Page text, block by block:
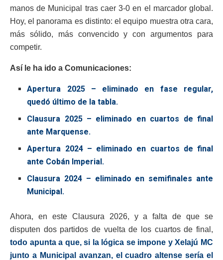
manos de Municipal tras caer 3-0 en el marcador global.
Hoy, el panorama es distinto: el equipo muestra otra cara,
más sólido, más convencido y con argumentos para
competir.
Así le ha ido a Comunicaciones:
Apertura 2025 – eliminado en fase regular,
quedó último de la tabla.
Clausura 2025 – eliminado en cuartos de final
ante Marquense.
Apertura 2024 – eliminado en cuartos de final
ante Cobán Imperial.
Clausura 2024 – eliminado en semifinales ante
Municipal.
Ahora, en este Clausura 2026, y a falta de que se
disputen dos partidos de vuelta de los cuartos de final,
todo apunta a que, si la lógica se impone y Xelajú MC
junto a Municipal avanzan, el cuadro altense sería el